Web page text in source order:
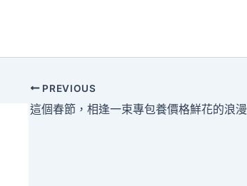
PREVIOUS
這個春節，相逢一束專包養價格鮮花的浪漫